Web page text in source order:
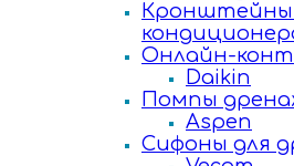
Кронштейны
Онлайн-
Daikin
Помпы
Aspen
Сифоны для